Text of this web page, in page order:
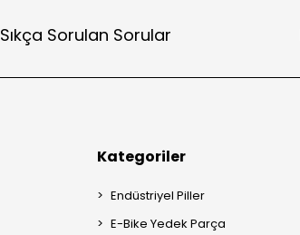
Sıkça Sorulan Sorular
Kategoriler
Endüstriyel Piller
E-Bike Yedek Parça